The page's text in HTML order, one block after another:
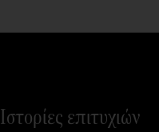
Ιστορίες επιτυχιών